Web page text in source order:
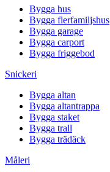
Bygga hus
Bygga flerfamiljshus
Bygga garage
Bygga carport
Bygga friggebod
Snickeri
Bygga altan
Bygga altantrappa
Bygga staket
Bygga trall
Bygga trädäck
Måleri